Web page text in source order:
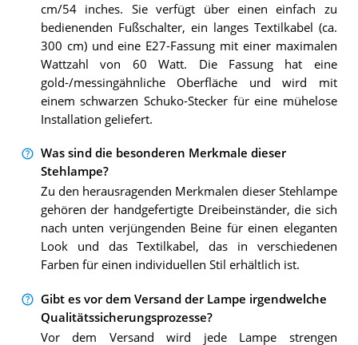
cm/54 inches. Sie verfügt über einen einfach zu
bedienenden Fußschalter, ein langes Textilkabel (ca.
300 cm) und eine E27-Fassung mit einer maximalen
Wattzahl von 60 Watt. Die Fassung hat eine
gold-/messingähnliche Oberfläche und wird mit
einem schwarzen Schuko-Stecker für eine mühelose
Installation geliefert.
Was sind die besonderen Merkmale dieser
Stehlampe?
Zu den herausragenden Merkmalen dieser Stehlampe
gehören der handgefertigte Dreibeinständer, die sich
nach unten verjüngenden Beine für einen eleganten
Look und das Textilkabel, das in verschiedenen
Farben für einen individuellen Stil erhältlich ist.
Gibt es vor dem Versand der Lampe irgendwelche
Qualitätssicherungsprozesse?
Vor dem Versand wird jede Lampe strengen